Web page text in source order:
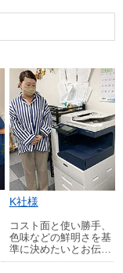
K社様
コスト面と使い勝手、
色味などの鮮明さを基
準に決めたいとお伝…